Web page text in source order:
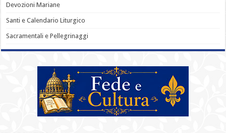
Devozioni Mariane
Santi e Calendario Liturgico
Sacramentali e Pellegrinaggi